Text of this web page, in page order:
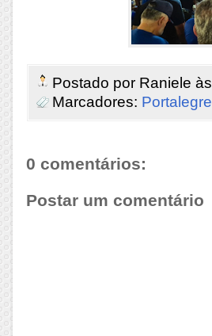
Postado por Raniele às
Marcadores: Portalegre
0 comentários:
Postar um comentário